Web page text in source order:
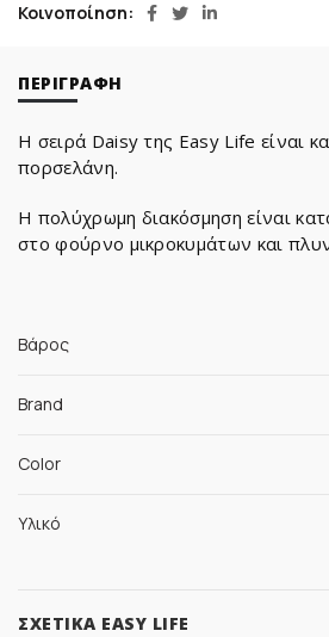
Κοινοποίηση
ΠΕΡΙΓΡΑΦΉ
Η σειρά Daisy της Easy Life είναι
πορσελάνη.
H πολύχρωμη διακόσμηση είναι
στο φούρνο μικροκυμάτων και
Βάρος
Brand
Color
Υλικό
ΣΧΕΤΙΚΆ EASY LIFE